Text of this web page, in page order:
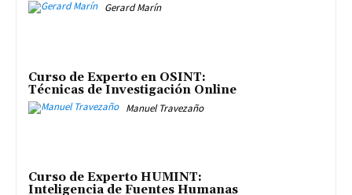
Gerard Marín
Curso de Experto en OSINT:
Técnicas de Investigación Online
Manuel Travezaño
Curso de Experto HUMINT:
Inteligencia de Fuentes Humanas